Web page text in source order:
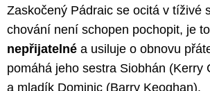
Zaskočený Pádraic se ocitá v tíživé
chování není schopen pochopit, je
nepřijatelné a usiluje o obnovu
pomáhá jeho sestra Siobhán (Kerry
a mladík Dominic (Barry Keoghan).